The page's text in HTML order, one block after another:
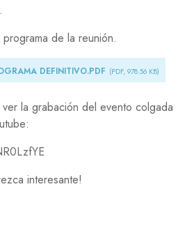
de la reunión.
DEFINITIVO.PDF (PDF, 978.56 KB)
la grabación del evento colgada
interesante!